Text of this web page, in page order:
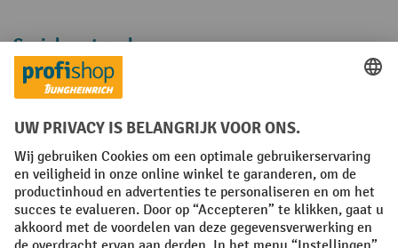
Sociale netwerken
Facebook
YouTube
LinkedInInstagram
Algemene leveringsvoorwaarden Copyright
Privacyverklaring Privacy Instellingen